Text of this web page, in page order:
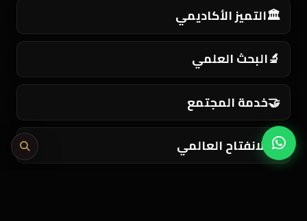
🏛️التميز الأكاديمي
🔬 البحث العلمي
🤝خدمة المجتمع
🌍 الانفتاح العالمي